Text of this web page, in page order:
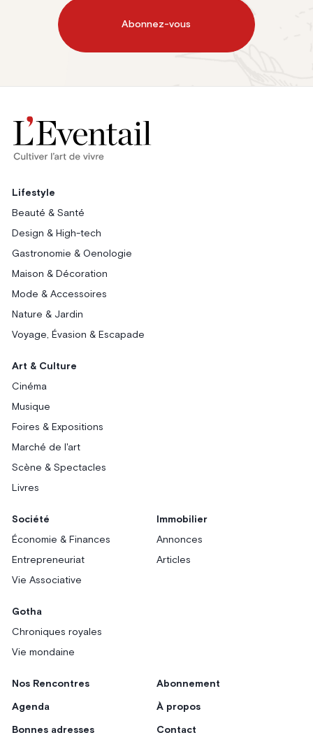
Abonnez-vous
Lifestyle
Beauté & Santé
Design & High-tech
Gastronomie & Oenologie
Maison & Décoration
Mode & Accessoires
Nature & Jardin
Voyage, Évasion & Escapade
Art & Culture
Cinéma
Musique
Foires & Expositions
Marché de l'art
Scène & Spectacles
Livres
Société
Économie & Finances
Entrepreneuriat
Vie Associative
Immobilier
Annonces
Articles
Gotha
Chroniques royales
Vie mondaine
Nos Rencontres
Agenda
Bonnes adresses
Abonnement
À propos
Contact